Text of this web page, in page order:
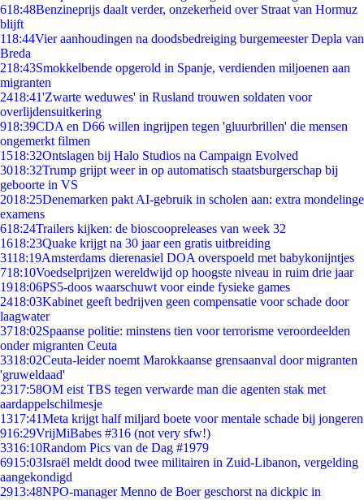
618:48Benzineprijs daalt verder, onzekerheid over Straat van Hormuz
blijft
118:44Vier aanhoudingen na doodsbedreiging burgemeester Depla van
Breda
218:43Smokkelbende opgerold in Spanje, verdienden miljoenen aan
migranten
2418:41'Zwarte weduwes' in Rusland trouwen soldaten voor
overlijdensuitkering
918:39CDA en D66 willen ingrijpen tegen 'gluurbrillen' die mensen
ongemerkt filmen
1518:32Ontslagen bij Halo Studios na Campaign Evolved
3018:32Trump grijpt weer in op automatisch staatsburgerschap bij
geboorte in VS
2018:25Denemarken pakt AI-gebruik in scholen aan: extra mondelinge
examens
618:24Trailers kijken: de bioscoopreleases van week 32
1618:23Quake krijgt na 30 jaar een gratis uitbreiding
3118:19Amsterdams dierenasiel DOA overspoeld met babykonijntjes
718:10Voedselprijzen wereldwijd op hoogste niveau in ruim drie jaar
1918:06PS5-doos waarschuwt voor einde fysieke games
2418:03Kabinet geeft bedrijven geen compensatie voor schade door
laagwater
3718:02Spaanse politie: minstens tien voor terrorisme veroordeelden
onder migranten Ceuta
3318:02Ceuta-leider noemt Marokkaanse grensaanval door migranten
'gruweldaad'
2317:58OM eist TBS tegen verwarde man die agenten stak met
aardappelschilmesje
1317:41Meta krijgt half miljard boete voor mentale schade bij jongeren
916:29VrijMiBabes #316 (not very sfw!)
3316:10Random Pics van de Dag #1979
6915:03Israël meldt dood twee militairen in Zuid-Libanon, vergelding
aangekondigd
2913:48NPO-manager Menno de Boer geschorst na dickpic in